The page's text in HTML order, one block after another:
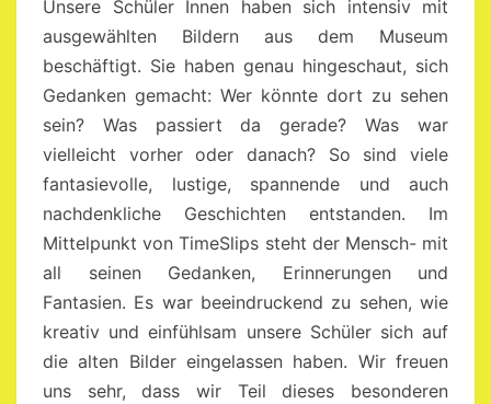
Unsere Schüler Innen haben sich intensiv mit
ausgewählten Bildern aus dem Museum
beschäftigt. Sie haben genau hingeschaut, sich
Gedanken gemacht: Wer könnte dort zu sehen
sein? Was passiert da gerade? Was war
vielleicht vorher oder danach? So sind viele
fantasievolle, lustige, spannende und auch
nachdenkliche Geschichten entstanden. Im
Mittelpunkt von TimeSlips steht der Mensch- mit
all seinen Gedanken, Erinnerungen und
Fantasien. Es war beeindruckend zu sehen, wie
kreativ und einfühlsam unsere Schüler sich auf
die alten Bilder eingelassen haben. Wir freuen
uns sehr, dass wir Teil dieses besonderen